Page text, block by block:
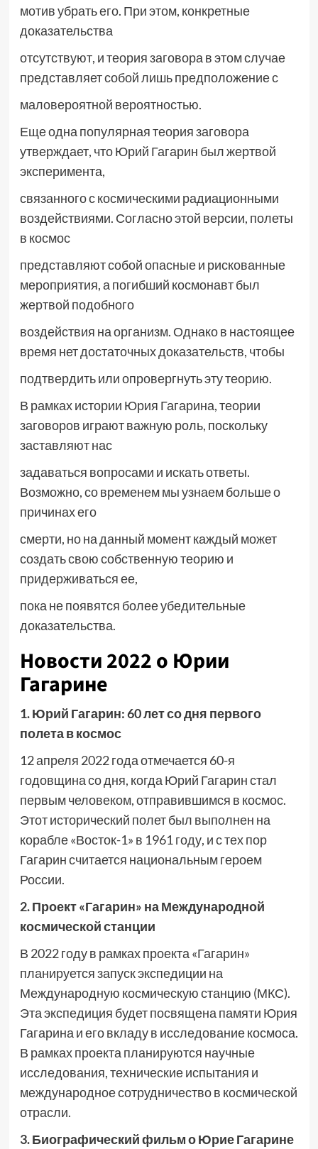
мотив убрать его. При этом, конкретные
доказательства
отсутствуют, и теория заговора в этом случае
представляет собой лишь предположение с
маловероятной вероятностью.
Еще одна популярная теория заговора
утверждает, что Юрий Гагарин был жертвой
эксперимента,
связанного с космическими радиационными
воздействиями. Согласно этой версии, полеты
в космос
представляют собой опасные и рискованные
мероприятия, а погибший космонавт был
жертвой подобного
воздействия на организм. Однако в настоящее
время нет достаточных доказательств, чтобы
подтвердить или опровергнуть эту теорию.
В рамках истории Юрия Гагарина, теории
заговоров играют важную роль, поскольку
заставляют нас
задаваться вопросами и искать ответы.
Возможно, со временем мы узнаем больше о
причинах его
смерти, но на данный момент каждый может
создать свою собственную теорию и
придерживаться ее,
пока не появятся более убедительные
доказательства.
Новости 2022 о Юрии
Гагарине
1. Юрий Гагарин: 60 лет со дня первого
полета в космос
12 апреля 2022 года отмечается 60-я
годовщина со дня, когда Юрий Гагарин стал
первым человеком, отправившимся в космос.
Этот исторический полет был выполнен на
корабле «Восток-1» в 1961 году, и с тех пор
Гагарин считается национальным героем
России.
2. Проект «Гагарин» на Международной
космической станции
В 2022 году в рамках проекта «Гагарин»
планируется запуск экспедиции на
Международную космическую станцию (МКС).
Эта экспедиция будет посвящена памяти Юрия
Гагарина и его вкладу в исследование космоса.
В рамках проекта планируются научные
исследования, технические испытания и
международное сотрудничество в космической
отрасли.
3. Биографический фильм о Юрие Гагарине